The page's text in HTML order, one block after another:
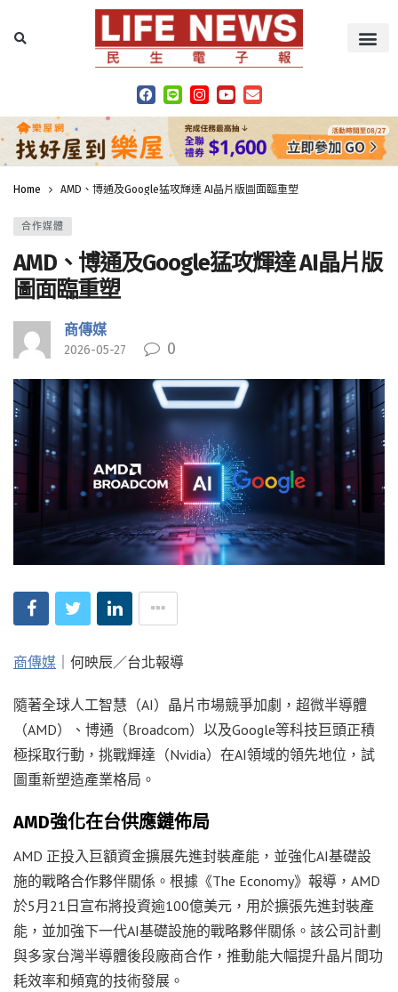
Home AMD、博通及Google猛攻輝達 AI晶片版圖面臨重塑
合作媒體
AMD、博通及Google猛攻輝達 AI晶片版
圖面臨重塑
商傳媒
2026-05-27 0
商傳媒 ｜何映辰／台北報導
隨著全球人工智慧（AI）晶片市場競爭加劇，超微半導體
（AMD）、博通（Broadcom）以及Google等科技巨頭正積
極採取行動，挑戰輝達（Nvidia）在AI領域的領先地位，試
圖重新塑造產業格局。
AMD強化在台供應鏈佈局
AMD 正投入巨額資金擴展先進封裝產能，並強化AI基礎設
施的戰略合作夥伴關係。根據《The Economy》報導，AMD
於5月21日宣布將投資逾100億美元，用於擴張先進封裝產
能，並加強下一代AI基礎設施的戰略夥伴關係。該公司計劃
與多家台灣半導體後段廠商合作，推動能大幅提升晶片間功
耗效率和頻寬的技術發展。